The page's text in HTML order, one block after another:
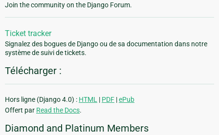
Join the community on the Django Forum.
Ticket tracker
Signalez des bogues de Django ou de sa documentation dans notre
système de suivi de tickets.
Télécharger :
Hors ligne (Django 4.0) : HTML | PDF |ePub
Offert par Read the Docs.
Diamond and Platinum Members